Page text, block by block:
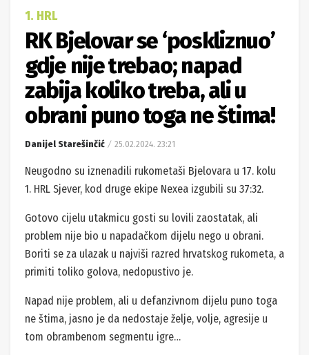
1. HRL
RK Bjelovar se ‘poskliznuo’
gdje nije trebao; napad
zabija koliko treba, ali u
obrani puno toga ne štima!
Danijel Starešinčić 25.02.2024. 23:21
Neugodno su iznenadili rukometaši Bjelovara u 17. kolu
1. HRL Sjever, kod druge ekipe Nexea izgubili su 37:32.
Gotovo cijelu utakmicu gosti su lovili zaostatak, ali
problem nije bio u napadačkom dijelu nego u obrani.
Boriti se za ulazak u najviši razred hrvatskog rukometa, a
primiti toliko golova, nedopustivo je.
Napad nije problem, ali u defanzivnom dijelu puno toga
ne štima, jasno je da nedostaje želje, volje, agresije u
tom obrambenom segmentu igre…